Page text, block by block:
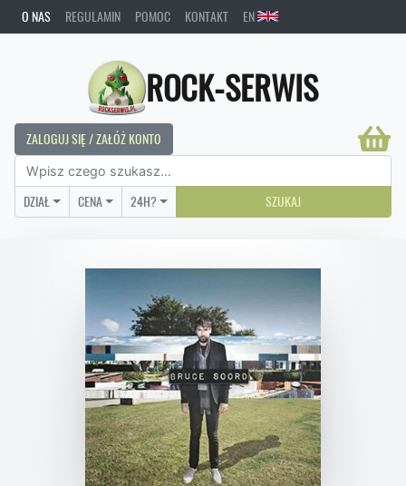
O NAS REGULAMIN POMOC KONTAKT EN
ROCK-SERWIS
ZALOGUJ SIĘ / ZAŁÓŻ KONTO
DZIAŁ CENA 24H? SZUKAJ